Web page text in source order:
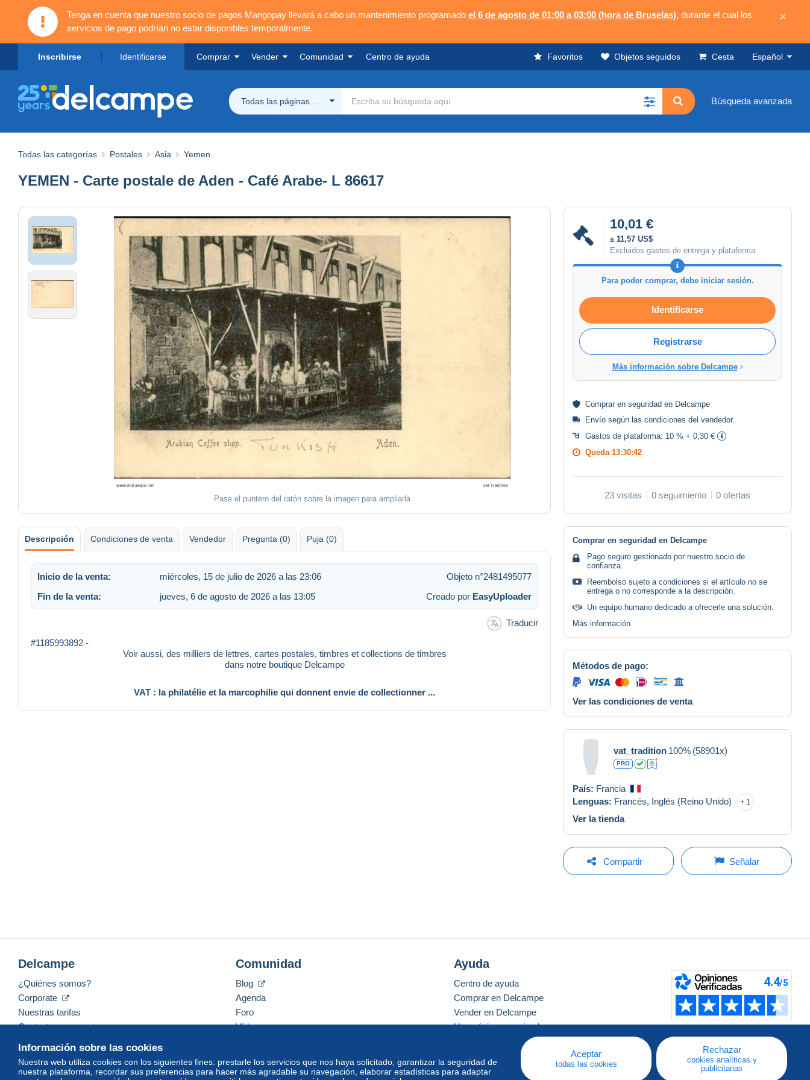
Tenga en cuenta que nuestro socio de pagos Mangopay llevará a cabo un mantenimiento programado el 6 de agosto de 01:00 a 03:00 (hora de Bruselas), durante el cual los
servicios de pago podrían no estar disponibles temporalmente.
×
Inscribirse Identificarse Comprar Vender Comunidad Centro de ayuda Favoritos Objetos seguidos Cesta Español
Todas las páginas Delcampe Búsqueda avanzada
Todas las categorías Postales Asia Yemen
YEMEN - Carte postale de Aden - Café Arabe- L 86617
Pase el puntero del ratón sobre la imagen para ampliarla
10,01 €
± 11,57 US$
Excluidos gastos de entrega y plataforma
Para poder comprar, debe iniciar sesión.
Identificarse
Registrarse
Más información sobre Delcampe
Comprar en seguridad en Delcampe
Envío según las condiciones del vendedor.
Gastos de plataforma: 10 % + 0,30 €
Queda 13:30:42
23 visitas 0 seguimiento 0 ofertas
Descripción Condiciones de venta Vendedor Pregunta (0) Puja (0)
Inicio de la venta: miércoles, 15 de julio de 2026 a las 23:06
Objeto n°2481495077
Fin de la venta:
jueves, 6 de agosto de 2026 a las 13:05 Creado por EasyUploader
Traducir
#1185993892 -
Voir aussi, des milliers de lettres, cartes postales, timbres et collections de timbres
dans notre boutique Delcampe
VAT : la philatélie et la marcophilie qui donnent envie de collectionner ...
Comprar en seguridad en Delcampe
Pago seguro gestionado por nuestro socio de
confianza.
Reembolso sujeto a condiciones si el artículo no se
entrega o no corresponde a la descripción.
Un equipo humano dedicado a ofrecerle una solución.
Más información
Métodos de pago:
Ver las condiciones de venta
vat_tradition 100% (58901x)
PRO
País: Francia
Lenguas: Francés, Inglés (Reino Unido) 1
Ver la tienda
Compartir Señalar
Información sobre las cookies
Nuestra web utiliza cookies con los siguientes fines: prestarle los servicios que nos haya solicitado, garantizar la seguridad de
nuestra plataforma, recordar sus preferencias para hacer más agradable su navegación, elaborar estadísticas para adaptar
Aceptar
todas las cookies
Rechazar
cookies analíticas y
publicitarias
Delcampe
¿Quiénes somos?
Corporate
Nuestras tarifas
Contacte con nosotros
Comunidad
Blog
Agenda
Foro
Vídeos
Ayuda
Centro de ayuda
Comprar en Delcampe
Vender en Delcampe
Una página securizada
Español USD America/Indiana/Vevay Modo estándar